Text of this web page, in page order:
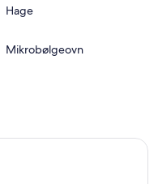
Hage
Mikrobølgeovn